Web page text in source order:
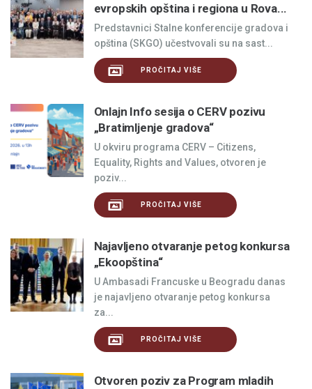
evropskih opština i regiona u Rova...
Predstavnici Stalne konferencije gradova i
opština (SKGO) učestvovali su na sast...
PROČITAJ VIŠE
Onlajn Info sesija o CERV pozivu
„Bratimljenje gradova“
U okviru programa CERV – Citizens,
Equality, Rights and Values, otvoren je
poziv...
PROČITAJ VIŠE
Najavljeno otvaranje petog konkursa
„Ekoopština“
U Ambasadi Francuske u Beogradu danas
je najavljeno otvaranje petog konkursa
za...
PROČITAJ VIŠE
Otvoren poziv za Program mladih